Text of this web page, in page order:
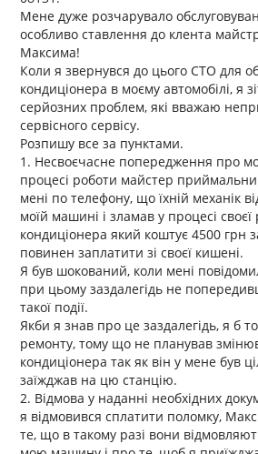
Мене дуже розчарувало
особливо ставлення до клента
Максима!
Коли я звернувся до цього СТО для
кондиціонера в моєму автомобілі, я
серйозних проблем, які вважаю
сервісного сервісу.
Розпишу все за пунктами.
1. Несвоєчасне попередження про
процесі роботи майстер
мені по телефону, що їхній механік
моїй машині і зламав у процесі своєї
кондиціонера який коштує 4500 грн
повинен заплатити зі своєї кишені.
Я був шокований, коли мені
при цьому заздалегідь не
такої події.
Якби я знав про це заздалегідь, я б
ремонту, тому що не планував
кондиціонера так як він у мене був
заїжджав на цю станцію.
2. Відмова у наданні необхідних
я відмовився сплатити поломку,
те, що в такому разі вони